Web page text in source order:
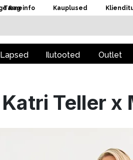
Tarneinfo Kauplused
Lapsed Ilutooted Outlet
Katri Teller x